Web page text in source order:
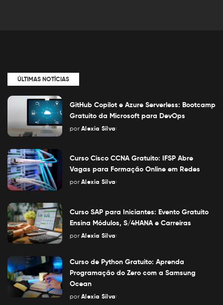
ÚLTIMAS NOTÍCIAS
GitHub Copilot e Azure Serverless: Bootcamp
Gratuito da Microsoft para DevOps
Posted
por Alexia Silva
Curso Cisco CCNA Gratuito: IFSP Abre
Vagas para Formação Online em Redes
Posted
por Alexia Silva
Curso SAP para Iniciantes: Evento Gratuito
Ensina Módulos, S/4HANA e Carreiras
Posted
por Alexia Silva
Curso de Python Gratuito: Aprenda
Programação do Zero com a Samsung
Ocean
Posted
por Alexia Silva